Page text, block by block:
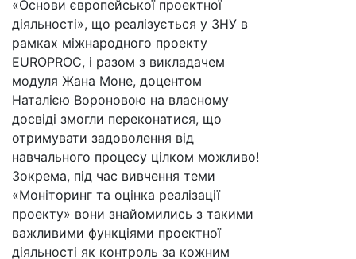
«Основи європейської проектної
діяльності», що реалізується у ЗНУ в
рамках міжнародного проекту
EUROPROC, і разом з викладачем
модуля Жана Моне, доцентом
Наталією Вороновою на власному
досвіді змогли переконатися, що
отримувати задоволення від
навчального процесу цілком можливо!
Зокрема, під час вивчення теми
«Моніторинг та оцінка реалізації
проекту» вони знайомились з такими
важливими функціями проектної
діяльності як контроль за кожним